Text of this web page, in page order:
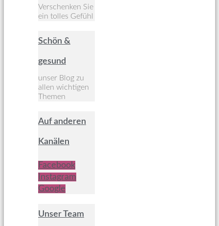
Verschenken Sie
ein tolles Gefühl
Schön &
gesund
unser Blog zu
allen wichtigen
Themen
Auf anderen
Kanälen
Facebook
Instagram
Google
Unser Team